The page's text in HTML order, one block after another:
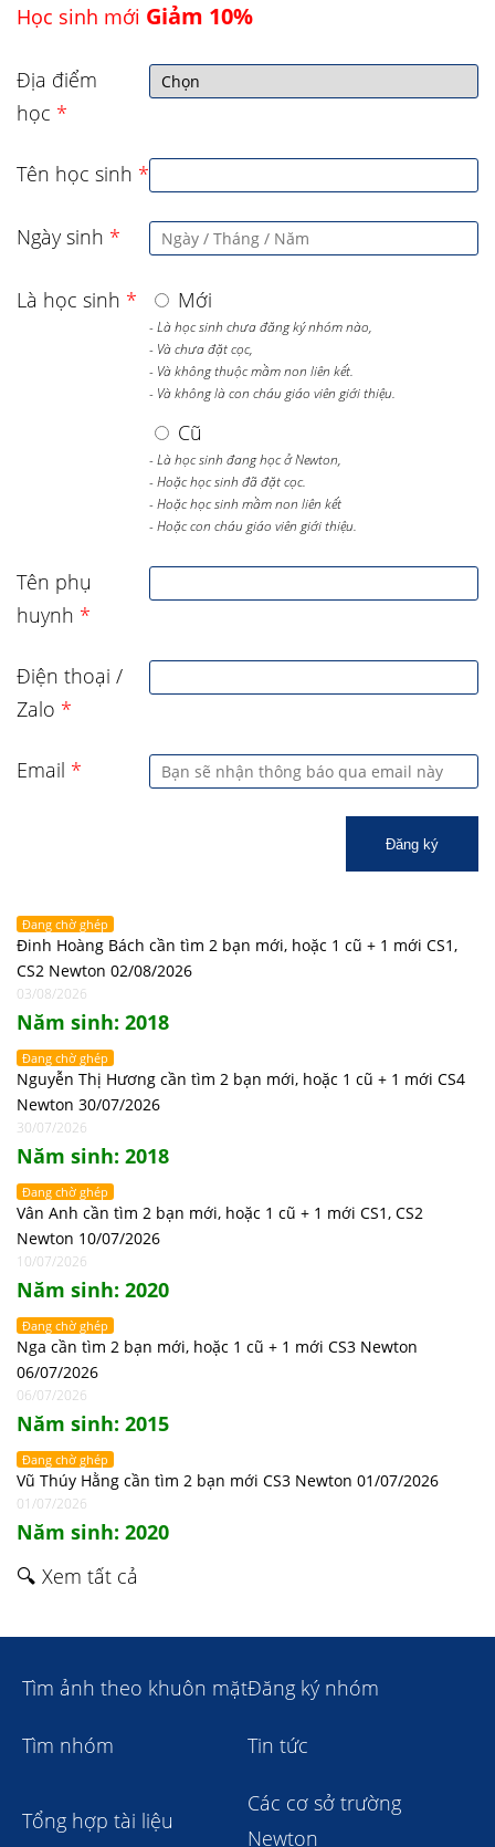
Học sinh mới Giảm 10%
Địa điểm
học *
Tên học sinh *
Ngày sinh *
Là học sinh * Mới
- Là học sinh chưa đăng ký nhóm nào,
- Và chưa đặt cọc,
- Và không thuộc mầm non liên kết.
- Và không là con cháu giáo viên giới thiệu.
Cũ
- Là học sinh đang học ở Newton,
- Hoặc học sinh đã đặt cọc.
- Hoặc học sinh mầm non liên kết
- Hoặc con cháu giáo viên giới thiệu.
Tên phụ
huynh *
Điện thoại /
Zalo *
Email *
Đăng ký
Đang chờ ghép
Đinh Hoàng Bách cần tìm 2 bạn mới, hoặc 1 cũ + 1 mới CS1,
CS2 Newton 02/08/2026
03/08/2026
Năm sinh: 2018
Đang chờ ghép
Nguyễn Thị Hương cần tìm 2 bạn mới, hoặc 1 cũ + 1 mới CS4
Newton 30/07/2026
30/07/2026
Năm sinh: 2018
Đang chờ ghép
Vân Anh cần tìm 2 bạn mới, hoặc 1 cũ + 1 mới CS1, CS2
Newton 10/07/2026
10/07/2026
Năm sinh: 2020
Đang chờ ghép
Nga cần tìm 2 bạn mới, hoặc 1 cũ + 1 mới CS3 Newton
06/07/2026
06/07/2026
Năm sinh: 2015
Đang chờ ghép
Vũ Thúy Hằng cần tìm 2 bạn mới CS3 Newton 01/07/2026
01/07/2026
Năm sinh: 2020
🔍 Xem tất cả
Tìm ảnh theo khuôn mặtĐăng ký nhóm
Tìm nhóm Tin tức
Tổng hợp tài liệu
Các cơ sở trường
Newton